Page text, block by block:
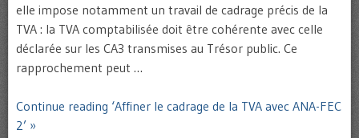
elle impose notamment un travail de cadrage précis de la
TVA : la TVA comptabilisée doit être cohérente avec celle
déclarée sur les CA3 transmises au Trésor public. Ce
rapprochement peut …
Continue reading ‘Affiner le cadrage de la TVA avec ANA-FEC
2’ »